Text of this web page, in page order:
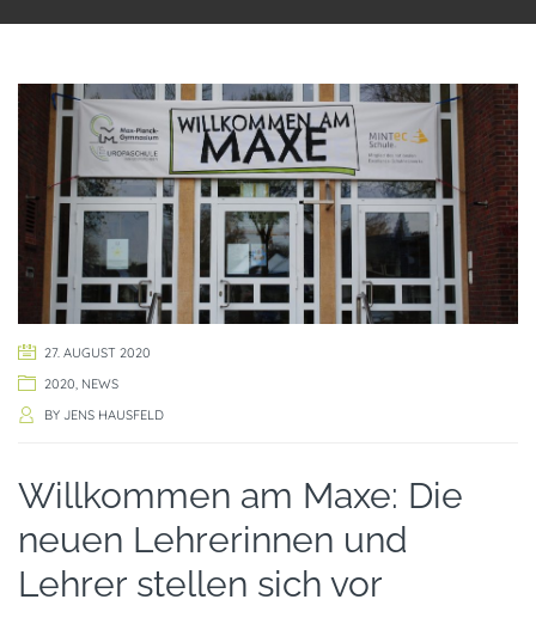
27. AUGUST 2020
2020, NEWS
BY JENS HAUSFELD
Willkommen am Maxe: Die
neuen Lehrerinnen und
Lehrer stellen sich vor